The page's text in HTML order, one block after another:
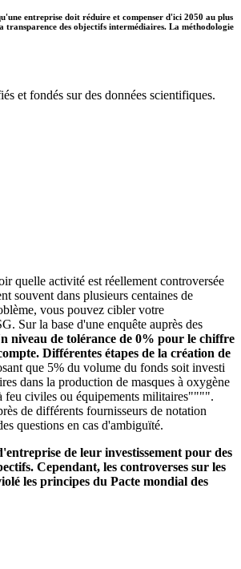
entreprise doit réduire et compenser d'ici 2050 au plus
des objectifs intermédiaires. La méthodologie
et fondés sur des données scientifiques.
quelle activité est réellement controversée
souvent dans plusieurs centaines de
vous pouvez cibler votre
Sur la base d'une enquête auprès des
niveau de tolérance de 0% pour le chiffre
Différentes étapes de la création de
que 5% du volume du fonds soit investi
dans la production de masques à oxygène
feu civiles ou équipements militaires"""".
de différents fournisseurs de notation
questions en cas d'ambiguïté.
de leur investissement pour des
Cependant, les controverses sur les
les principes du Pacte mondial des